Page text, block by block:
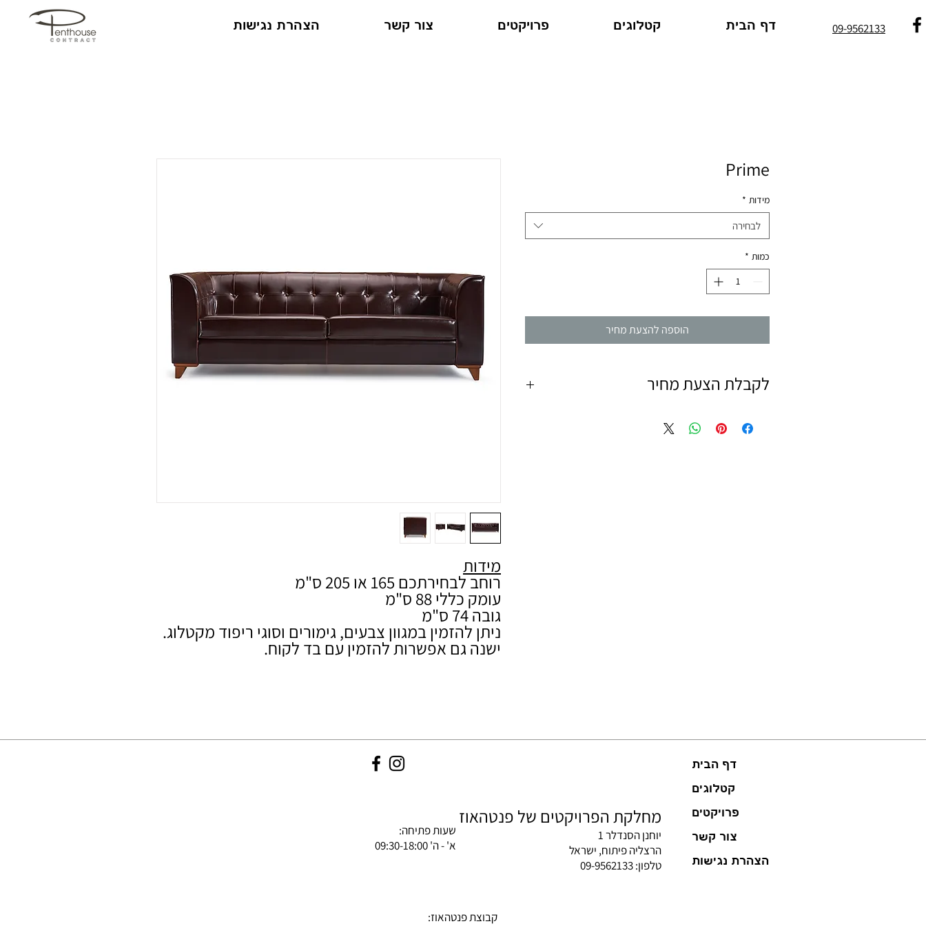
דף הבית קטלוגים פרויקטים צור קשר הצהרת נגישות 09-9562133
מידות
רוחב לבחירתכם 165 או 205 ס"מ
עומק כללי 88 ס"מ
גובה 74 ס"מ
ניתן להזמין במגוון צבעים, גימורים וסוגי ריפוד מקטלוג.
ישנה גם אפשרות להזמין עם בד לקוח.
Prime
מידות *
לבחירה
כמות *
הוספה להצעת מחיר
לקבלת הצעת מחיר
ולהתקדם לפרטי תשלום.
שעות פתיחה:
א' - ה' 09:30-18:00
מחלקת הפרויקטים של פנטהאוז
יוחנן הסנדלר 1
הרצליה פיתוח, ישראל
טלפון: 09-9562133
דף הבית
קטלוגים
פרויקטים
צור קשר
הצהרת נגישות
קבוצת פנטהאוז: